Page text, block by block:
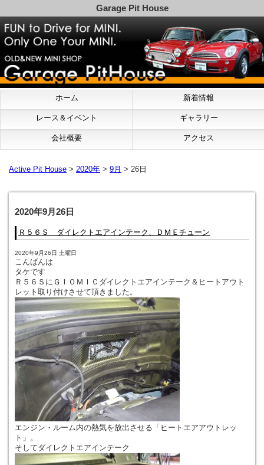
Garage Pit House
ホーム 新着情報
レース＆イベント ギャラリー
会社概要 アクセス
Active Pit House > 2020年 > 9月 > 26日
2020年9月26日
Ｒ５６Ｓ ダイレクトエアインテーク、ＤＭＥチューン
2020年9月26日 土曜日
こんばんは
タケです
Ｒ５６ＳにＧＩＯＭＩＣダイレクトエアインテーク＆ヒートアウト
レット取り付けさせて頂きました。
エンジン・ルーム内の熱気を放出させる「ヒートエアアウトレッ
ト」。
そしてダイレクトエアインテーク